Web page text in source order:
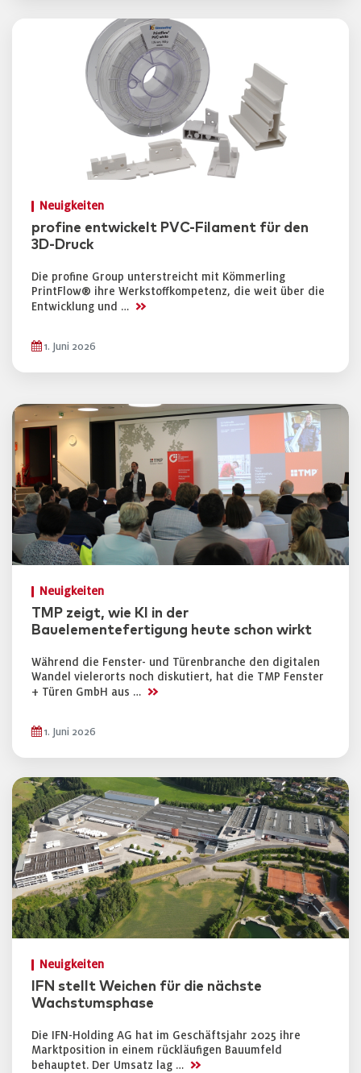
Neuigkeiten
profine entwickelt PVC-Filament für den
3D-Druck
Die profine Group unterstreicht mit Kömmerling
PrintFlow® ihre Werkstoffkompetenz, die weit über die
Entwicklung und … >>
1. Juni 2026
Neuigkeiten
TMP zeigt, wie KI in der
Bauelementefertigung heute schon wirkt
Während die Fenster- und Türenbranche den digitalen
Wandel vielerorts noch diskutiert, hat die TMP Fenster
+ Türen GmbH aus … >>
1. Juni 2026
Neuigkeiten
IFN stellt Weichen für die nächste
Wachstumsphase
Die IFN-Holding AG hat im Geschäftsjahr 2025 ihre
Marktposition in einem rückläufigen Bauumfeld
behauptet. Der Umsatz lag … >>